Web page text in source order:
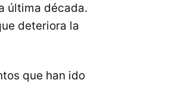
última década.
deteriora la
que han ido